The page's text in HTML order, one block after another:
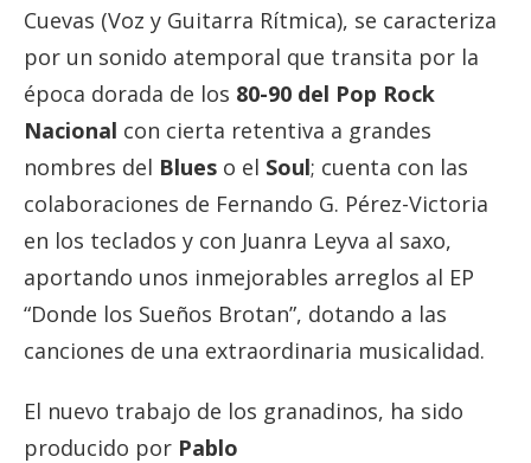
Cuevas (Voz y Guitarra Rítmica), se caracteriza
por un sonido atemporal que transita por la
época dorada de los 80-90 del Pop Rock
Nacional con cierta retentiva a grandes
nombres del Blues o el Soul; cuenta con las
colaboraciones de Fernando G. Pérez-Victoria
en los teclados y con Juanra Leyva al saxo,
aportando unos inmejorables arreglos al EP
“Donde los Sueños Brotan”, dotando a las
canciones de una extraordinaria musicalidad.
El nuevo trabajo de los granadinos, ha sido
producido por Pablo